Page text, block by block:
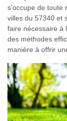
s’occupe de toute
villes du 57340 et
faire nécessaire à
des méthodes
manière à offrir